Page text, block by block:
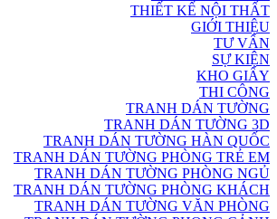
THIẾT KẾ NỘI THẤT
GIỚI THIỆU
TƯ VẤN
SỰ KIỆN
KHO GIẤY
THI CÔNG
TRANH DÁN TƯỜNG
TRANH DÁN TƯỜNG 3D
TRANH DÁN TƯỜNG HÀN QUỐC
TRANH DÁN TƯỜNG PHÒNG TRẺ EM
TRANH DÁN TƯỜNG PHÒNG NGỦ
TRANH DÁN TƯỜNG PHÒNG KHÁCH
TRANH DÁN TƯỜNG VĂN PHÒNG